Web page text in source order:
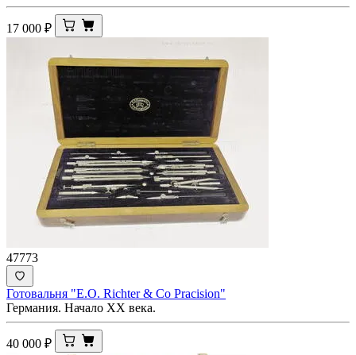
17 000 ₽
47773
Готовальня "E.O. Richter & Co Pracision"
Германия. Начало XX века.
40 000 ₽